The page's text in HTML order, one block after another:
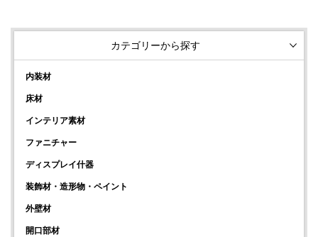
カテゴリーから探す
内装材
床材
インテリア素材
ファニチャー
ディスプレイ什器
装飾材・造形物・ペイント
外壁材
開口部材